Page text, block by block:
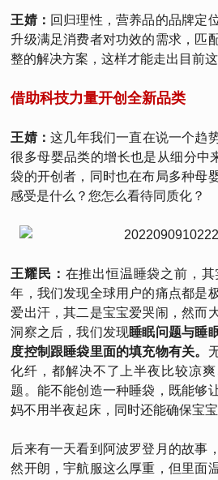
王婧： 回归理性，营养品的品牌定
升级满足消费者对功效的需求，匹
整的解决方案，这样才能走出目前
借助科技力量开创全新品类
王婧：这几年我们一直在说一个趋
很多母婴品类的增长也是从细分中
袋的开创者，同时也在布局多种母
感受是什么？您怎么看待同质化？
王耀民： 在推出恒温睡袋之前，
年，我们发现全球用户的痛点都是
爱出汗，其二是宝宝爱哭闹，然而
洞察之后，我们发现睡眠问题与睡
度控制跟睡袋里面的填充物有关。
化纤，都解决不了上半夜比较凉
题。能不能创造一种睡袋，既能够
妈不用半夜起床，同时还能确保宝
后来有一天看到阿波罗登月的故事
然开朗，宇航服这么厚重，但里面